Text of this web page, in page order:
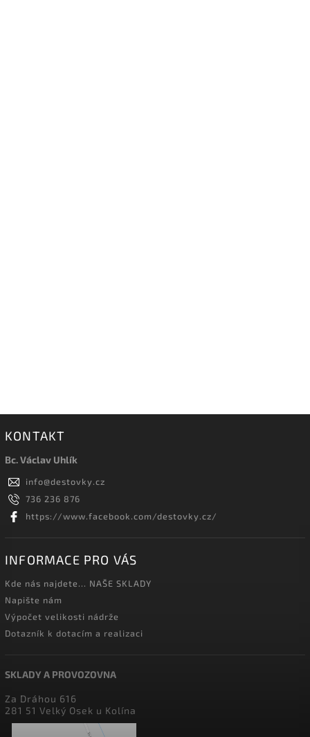
KONTAKT
Bc. Václav Uhlík
info@destovky.cz
736 236 876
https://www.facebook.com/destovky.cz/
INFORMACE PRO VÁS
Kde nás najdete... NAŠE SKLADY
Napište nám
Výpočet velikosti nádrže
Dotazník k dotacím a realizaci
SKLADY A PROVOZOVNA
Za Dráhou 616
281 51 Velký Osek u Kolína